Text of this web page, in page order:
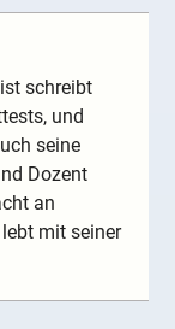
schreibt
und
seine
Dozent
an
mit seiner